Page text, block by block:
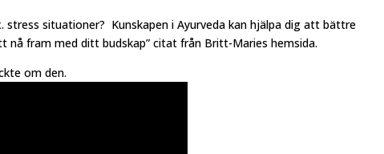
stress situationer? Kunskapen i Ayurveda kan hjälpa dig att bättre
nå fram med ditt budskap” citat från Britt-Maries hemsida.
om den.